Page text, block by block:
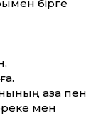
бірге
қазақ пен
мен